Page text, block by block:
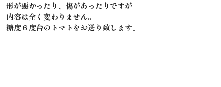
形が悪かったり、傷があったりですが
内容は全く変わりません。
糖度６度台のトマトをお送り致します。